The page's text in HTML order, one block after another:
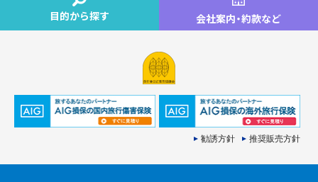
目的から探す 会社案内・約款など
勧誘方針 推奨販売方針